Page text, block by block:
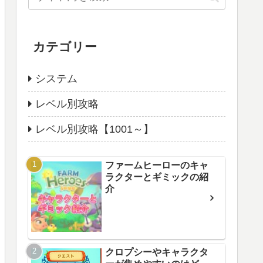
カテゴリー
システム
レベル別攻略
レベル別攻略【1001～】
ファームヒーローのキャ
ラクターとギミックの紹
介
クロプシーやキャラクタ